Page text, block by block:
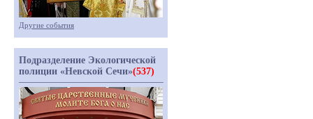
Другие события
Подразделение Экологической
полиции «Невской Сечи»(537)